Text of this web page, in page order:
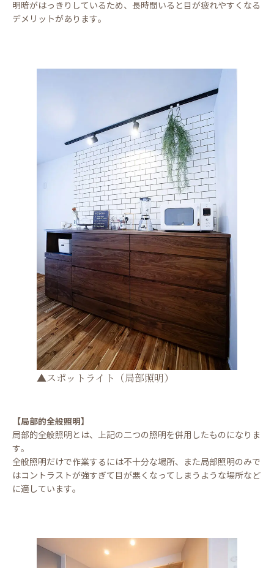
明暗がはっきりしているため、長時間いると目が疲れやすくなる
デメリットがあります。
▲スポットライト（局部照明）
【局部的全般照明】
局部的全般照明とは、上記の二つの照明を併用したものになりま
す。
全般照明だけで作業するには不十分な場所、また局部照明のみで
はコントラストが強すぎて目が悪くなってしまうような場所など
に適しています。